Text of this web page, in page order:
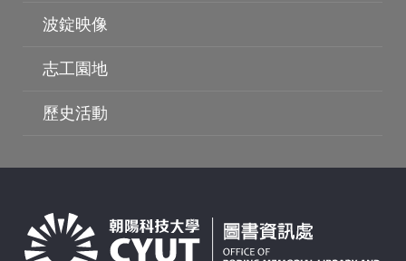
波錠映像
波錠映像
志工園地
歷史活動